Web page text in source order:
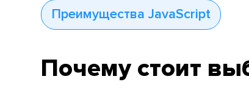
Преимущества JavaScript
Почему стоит